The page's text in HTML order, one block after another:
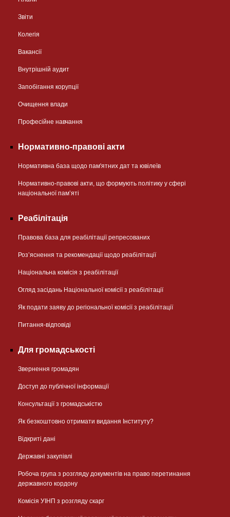
Звіти
Колегія
Вакансії
Внутрішній аудит
Запобігання корупції
Очищення влади
Професійне навчання
Нормативно-правові акти
Нормативна база щодо пам'ятних дат та ювілеїв
Нормативно-правові акти, що формують політику у сфері
національної памʼяті
Реабілітація
Правова база для реабілітації репресованих
Розʼяснення та рекомендації щодо реабілітації
Національна комісія з реабілітації
Огляд засідань Національної комісії з реабілітації
Як подати заяву до регіональної комісії з реабілітації
Питання-відповіді
Для громадськості
Звернення громадян
Доступ до публічної інформації
Консультації з громадськістю
Як безкоштовно отримати видання Інституту?
Відкриті дані
Державні закупівлі
Робоча група з розгляду документів на право перетинання
державного кордону
Комісія УІНП з розгляду скарг